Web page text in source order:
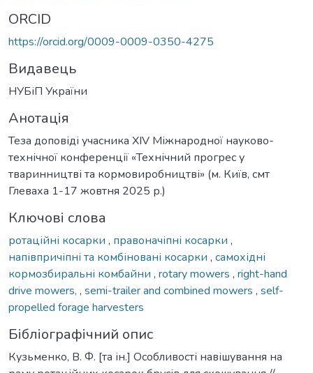
ORCID
https://orcid.org/0009-0009-0350-4275
Видавець
НУБіП України
Анотація
Теза доповіді учасника XІV Міжнародної науково-
технічної конференції «Технічний прогрес у
тваринництві та кормовиробництві» (м. Київ, смт
Глеваха 1-17 жовтня 2025 р.)
Ключові слова
ротаційні косарки , правоначіпні косарки ,
напівпричіпні та комбіновані косарки , самохідні
кормозбиральні комбайни , rotary mowers , right-hand
drive mowers, , semi-trailer and combined mowers , self-
propelled forage harvesters
Бібліографічний опис
Кузьменко, В. Ф. [та ін.] Особливості навішування на